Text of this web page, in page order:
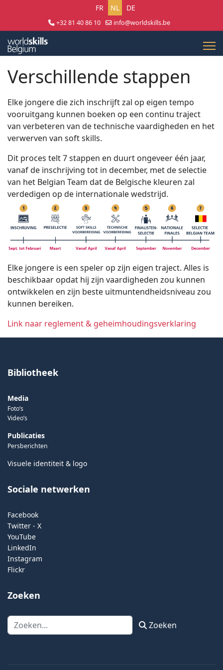
Selecteer uw taal
FR NL DE
+32 81 40 86 10
info@worldskills.be
Verschillende stappen
Elke jongere die zich inschrijft zal op eigen tempo
vooruitgang kunnen boeken op een continu traject
van verbeteren van de technische vaardigheden en het
verwerven van soft skills.
Dit proces telt 7 stappen en duurt ongeveer één jaar,
vanaf de inschrijving tot in december, met de selectie
van het Belgian Team dat de Belgische kleuren zal
verdedigen op de internationale wedstrijd.
Elke jongere is een speler op zijn eigen traject. Alles is
beschikbaar opdat hij zijn vaardigheden zou kunnen
ontwikkelen en zijn beste uitmuntendheidsniveau zou
kunnen bereiken.
Link naar reglement & geheimhoudingsverklaring
Bibliotheek
Media
Foto’s
Video’s
Publicaties
Persberichten
Visuele identiteit & logo
Sociale netwerken
Facebook
Twitter - X
YouTube
LinkedIn
Instagram
Flickr
Zoeken
Zoeken Zoeken